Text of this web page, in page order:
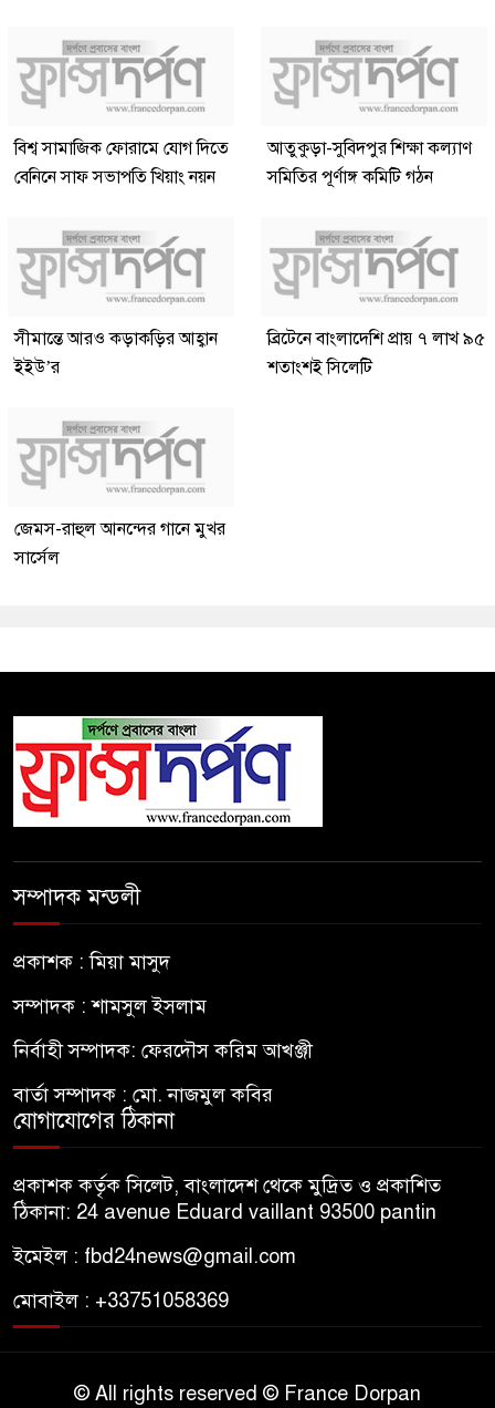
বিশ্ব সামাজিক ফোরামে যোগ দিতে
বেনিনে সাফ সভাপতি খিয়াং নয়ন
আতুকুড়া-সুবিদপুর শিক্ষা কল্যাণ
সমিতির পূর্ণাঙ্গ কমিটি গঠন
সীমান্তে আরও কড়াকড়ির আহ্বান
ইইউ’র
ব্রিটেনে বাংলাদেশি প্রায় ৭ লাখ ৯৫
শতাংশই সিলেটি
জেমস-রাহুল আনন্দের গানে মুখর
সার্সেল
সম্পাদক মন্ডলী
প্রকাশক : মিয়া মাসুদ
সম্পাদক : শামসুল ইসলাম
নির্বাহী সম্পাদক: ফেরদৌস করিম আখঞ্জী
বার্তা সম্পাদক : মো. নাজমুল কবির
যোগাযোগের ঠিকানা
প্রকাশক কর্তৃক সিলেট, বাংলাদেশ থেকে মুদ্রিত ও প্রকাশিত
ঠিকানা: 24 avenue Eduard vaillant 93500 pantin
ইমেইল : fbd24news@gmail.com
মোবাইল : +33751058369
© All rights reserved © France Dorpan